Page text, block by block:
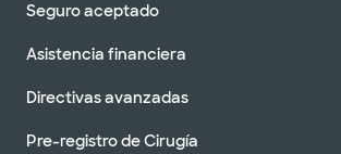
Seguro aceptado
Asistencia financiera
Directivas avanzadas
Pre-registro de Cirugía